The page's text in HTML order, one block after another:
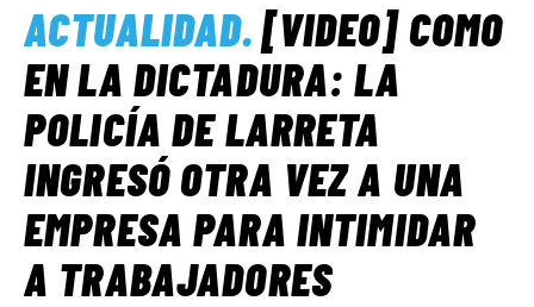
SERVICIOS SOCIALES
INFORMES ESPECIALES
FUERA DE MEGÁFONO
ACTUALIDAD.[VIDEO] COMO
EN LA DICTADURA: LA
POLICÍA DE LARRETA
INGRESÓ OTRA VEZ A UNA
EMPRESA PARA INTIMIDAR
A TRABAJADORES